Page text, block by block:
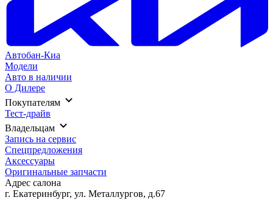
Автобан-Киа
Модели
Авто в наличии
О Дилере
Покупателям
Тест-драйв
Владельцам
Запись на сервис
Спецпредложения
Аксессуары
Оригинальные запчасти
Адрес салонa
г. Екатеринбург, ул. Металлургов, д.67